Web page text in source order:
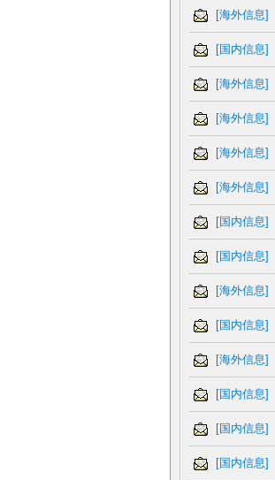
[海外信息]
[国内信息]
[海外信息]
[海外信息]
[海外信息]
[海外信息]
[国内信息]
[国内信息]
[海外信息]
[国内信息]
[海外信息]
[国内信息]
[国内信息]
[国内信息]